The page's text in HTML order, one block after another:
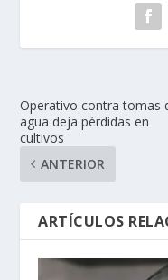
Operativo contra tomas
agua deja pérdidas en
cultivos
ANTERIOR
ARTÍCULOS